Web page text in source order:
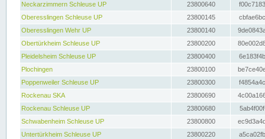
Neckarzimmern Schleuse UP
23800640
Oberesslingen Schleuse UP
23800145
Oberesslingen Wehr UP
23800140
Obertürkheim Schleuse UP
23800200
Pleidelsheim Schleuse UP
23800400
Plochingen
23800100
Poppenweiler Schleuse UP
23800300
Rockenau SKA
23800690
Rockenau Schleuse UP
23800680
Schwabenheim Schleuse UP
23800800
Untertürkheim Schleuse UP
23800220